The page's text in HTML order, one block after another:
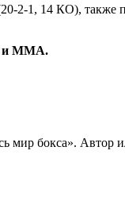
2-1, 14 КО), также
и ММА.
мир бокса». Автор